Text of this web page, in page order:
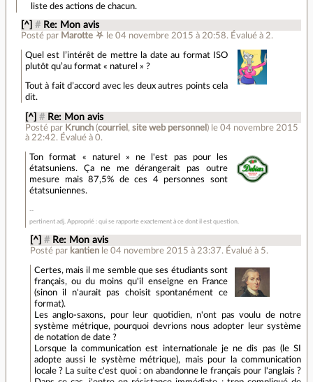
liste des actions de chacun.
[^] # Re: Mon avis
Posté par Marotte ⛧ le 04 novembre 2015 à 20:58. Évalué à 2.
Quel est l’intérêt de mettre la date au format ISO
plutôt qu’au format « naturel » ?
Tout à fait d’accord avec les deux autres points cela
dit.
[^] # Re: Mon avis
Posté par Krunch (courriel ,site web personnel ) le 04 novembre 2015
à 22:42. Évalué à0.
Ton format « naturel » ne l'est pas pour les
étatsuniens. Ça ne me dérangerait pas outre
mesure mais 87,5% de ces 4 personnes sont
étatsuniennes.
pertinent adj. Approprié : qui se rapporte exactement à ce dont il est question.
[^] # Re: Mon avis
Posté par kantien le 04 novembre 2015 à 23:37. Évalué à 5.
Certes, mais il me semble que ses étudiants sont
français, ou du moins qu'il enseigne en France
(sinon il n'aurait pas choisit spontanément ce
format).
Les anglo-saxons, pour leur quotidien, n'ont pas voulu de notre
système métrique, pourquoi devrions nous adopter leur système
de notation de date ?
Lorsque la communication est internationale je ne dis pas (le SI
adopte aussi le système métrique), mais pour la communication
locale ? La suite c'est quoi : on abandonne le français pour l'anglais ?